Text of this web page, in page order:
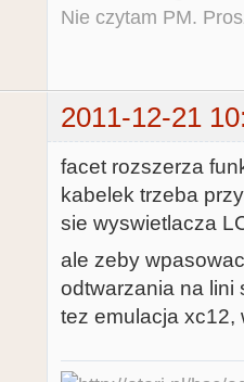
Nie czytam PM.
2011-12-21
facet rozszerza
kabelek trzeba
sie wyswietlacza
ale zeby
odtwarzania na lini
tez emulacja xc12,